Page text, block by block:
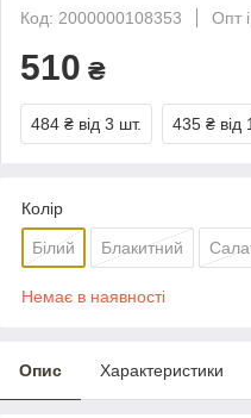
Код: 2000000108353
Опт
510 ₴
484 ₴ від 3 шт. 435 ₴ від
Колір
Білий Блакитний
Немає в наявності
Опис Характеристики